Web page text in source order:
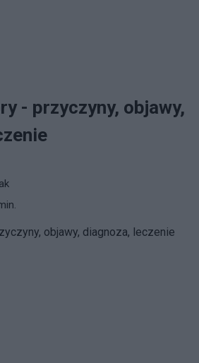
- przyczyny, objawy,